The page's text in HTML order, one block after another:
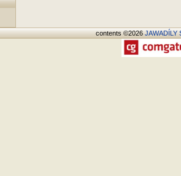
contents ©2026JAWADÍLY